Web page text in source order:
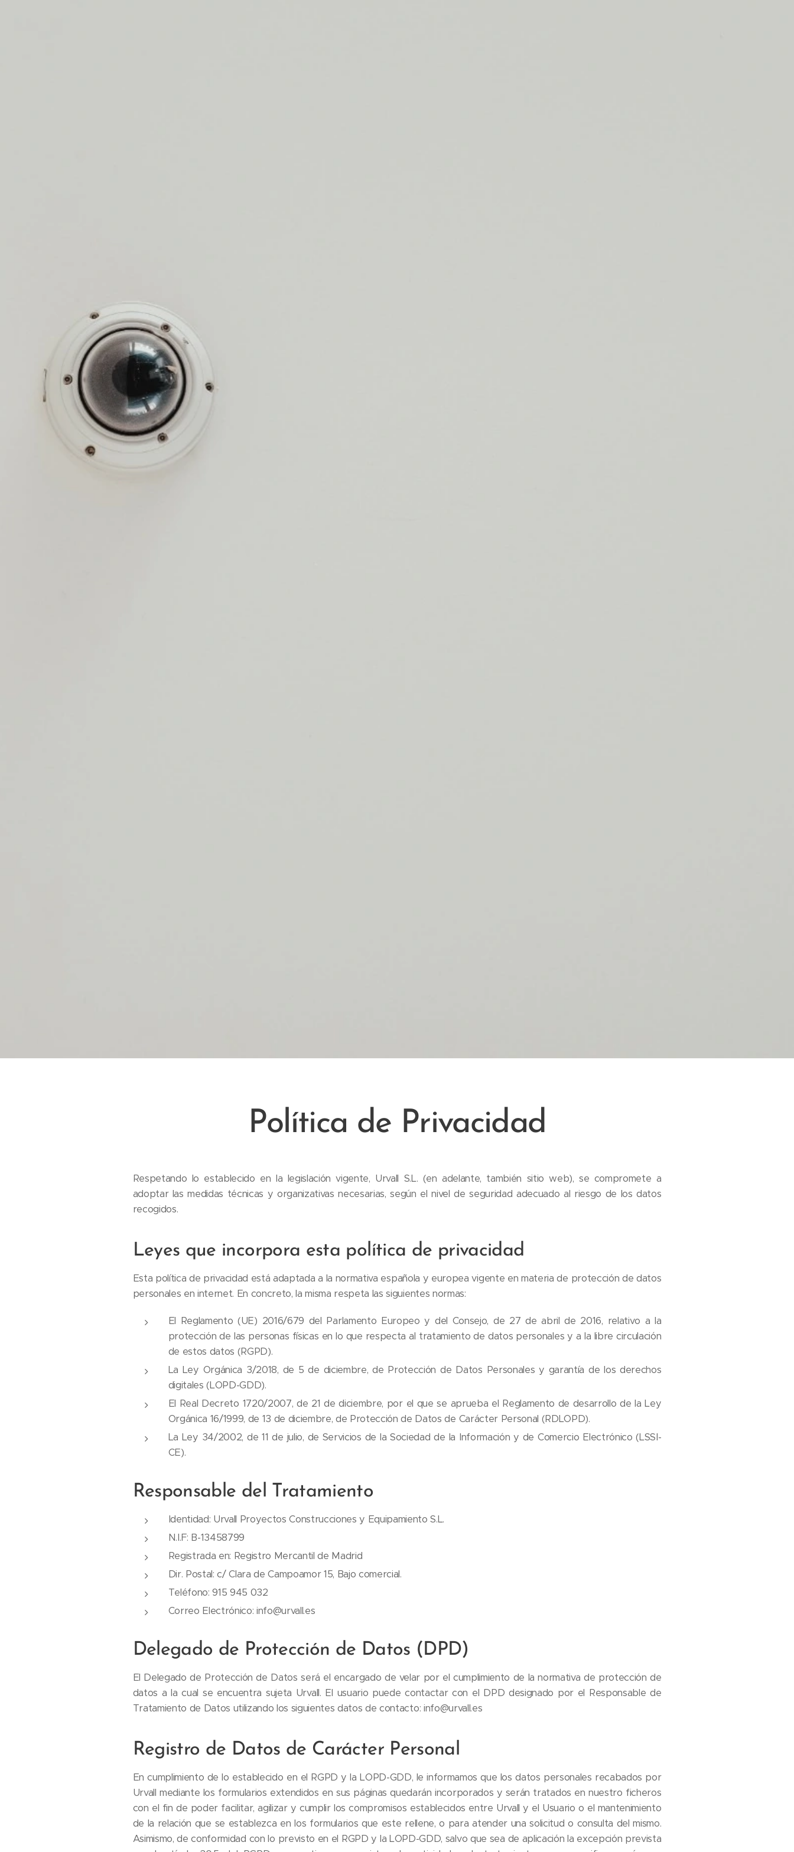
Política de Privacidad
Respetando lo establecido en la legislación vigente, Urvall S.L. (en adelante, también sitio web), se compromete a
adoptar las medidas técnicas y organizativas necesarias, según el nivel de seguridad adecuado al riesgo de los datos
recogidos.
Leyes que incorpora esta política de privacidad
Esta política de privacidad está adaptada a la normativa española y europea vigente en materia de protección de datos
personales en internet. En concreto, la misma respeta las siguientes normas:
El Reglamento (UE) 2016/679 del Parlamento Europeo y del Consejo, de 27 de abril de 2016, relativo a la
protección de las personas físicas en lo que respecta al tratamiento de datos personales y a la libre circulación
de estos datos (RGPD).
La Ley Orgánica 3/2018, de 5 de diciembre, de Protección de Datos Personales y garantía de los derechos
digitales (LOPD-GDD).
El Real Decreto 1720/2007, de 21 de diciembre, por el que se aprueba el Reglamento de desarrollo de la Ley
Orgánica 16/1999, de 13 de diciembre, de Protección de Datos de Carácter Personal (RDLOPD).
La Ley 34/2002, de 11 de julio, de Servicios de la Sociedad de la Información y de Comercio Electrónico (LSSI-
CE).
Responsable del Tratamiento
Identidad: Urvall Proyectos Construcciones y Equipamiento S.L.
N.I.F: B-13458799
Registrada en: Registro Mercantil de Madrid
Dir. Postal: c/ Clara de Campoamor 15, Bajo comercial.
Teléfono: 915 945 032
Correo Electrónico: info@urvall.es
Delegado de Protección de Datos (DPD)
El Delegado de Protección de Datos será el encargado de velar por el cumplimiento de la normativa de protección de
datos a la cual se encuentra sujeta Urvall. El usuario puede contactar con el DPD designado por el Responsable de
Tratamiento de Datos utilizando los siguientes datos de contacto: info@urvall.es
Registro de Datos de Carácter Personal
En cumplimiento de lo establecido en el RGPD y la LOPD-GDD, le informamos que los datos personales recabados por
Urvall mediante los formularios extendidos en sus páginas quedarán incorporados y serán tratados en nuestro ficheros
con el fin de poder facilitar, agilizar y cumplir los compromisos establecidos entre Urvall y el Usuario o el mantenimiento
de la relación que se establezca en los formularios que este rellene, o para atender una solicitud o consulta del mismo.
Asimismo, de conformidad con lo previsto en el RGPD y la LOPD-GDD, salvo que sea de aplicación la excepción prevista